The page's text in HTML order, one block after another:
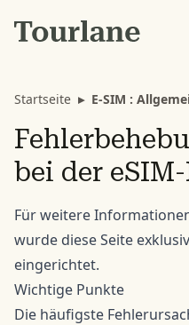
Startseite ▸ E-SIM :
bei der
Für weitere
wurde dieseSeite
eingerichtet.
Wichtige Punkte
Die häufigste